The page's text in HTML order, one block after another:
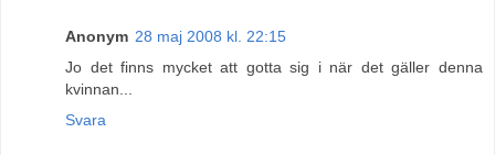
Anonym 28 maj 2008 kl. 22:15
Jo det finns mycket att gotta sig i när det gäller denna
kvinnan...
Svara